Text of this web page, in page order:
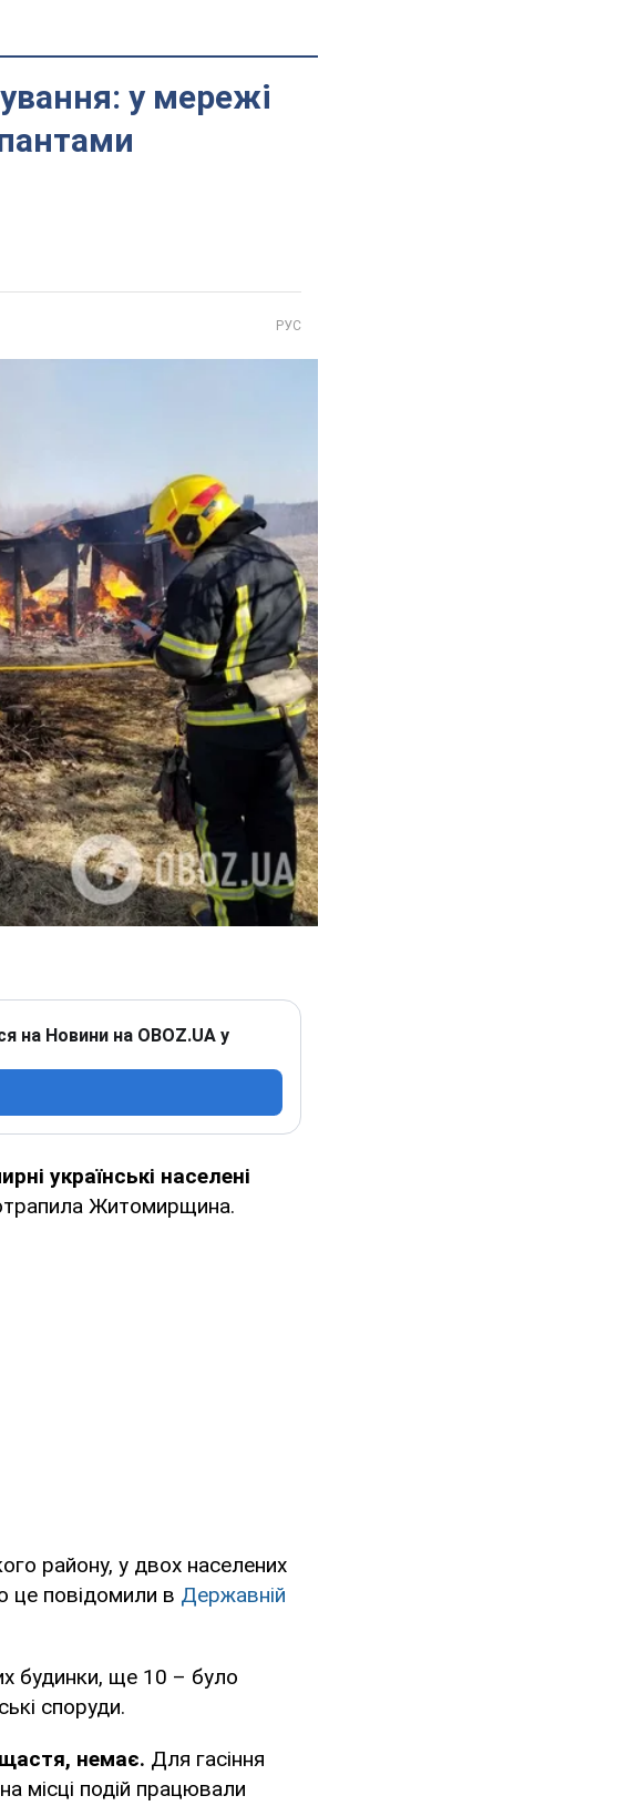
у мережі
РУС
на Новини на OBOZ.UA у
українські населені
Житомирщина.
району, у двох населених
це повідомили в Державній
будинки, ще 10 – було
споруди.
немає. Для гасіння
місці подій працювали